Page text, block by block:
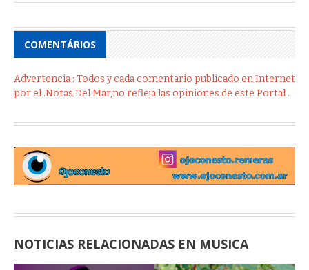
COMENTÁRIOS
Advertencia : Todos y cada comentario publicado en Internet
por el .Notas Del Mar,no refleja las opiniones de este Portal .
NOTICIAS RELACIONADAS EN MUSICA